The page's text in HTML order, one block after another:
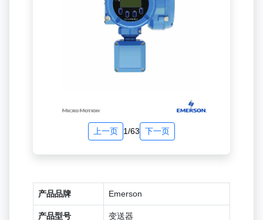
上一页 1/63 下一页
产品品牌 Emerson
产品型号 变送器